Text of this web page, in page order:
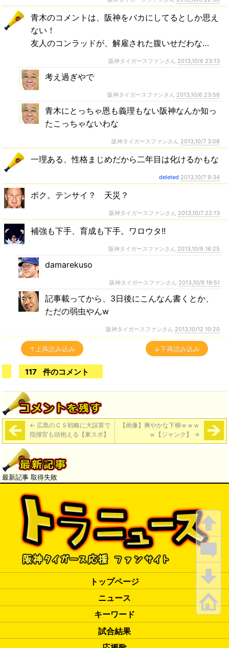
青木のコメントは、阪神をバカにしてるとしか思え
ない！
友人のコンラッドが、解雇された腹いせだわな…
阪神タイガースファンさん 2013,10/6 23:13
考え過ぎやで
阪神タイガースファンさん 2013,10/6 23:56
青木にとっちゃ恩も義理もない阪神なんか知っ
たこっちゃないわな
阪神タイガースファンさん 2013,10/7 3:08
一理ある、性格まじめだから二年目は化けるかもな
deleted 2013,10/7 9:34
ボク。テンサイ？ 天災？
阪神タイガースファンさん 2013,10/7 22:13
補強も下手、育成も下手。ワロウタ!!
阪神タイガースファンさん 2013,10/9 16:25
damarekuso
阪神タイガースファンさん 2013,10/9 19:51
記事載ってから、3日後にこんなん書くとか、
ただの弱虫やんw
阪神タイガースファンさん 2013,10/12 10:20
↑上再読み込み ↓下再読み込み
117 件のコメント
← 広島のＣＳ戦略に大誤算で
指揮官も頭抱える【東スポ】
【画像】爽やかな下柳ｗｗｗ
ｗ【ジャンク】 →
最新記事 取得失敗
トップページ
ニュース
キーワード
試合結果